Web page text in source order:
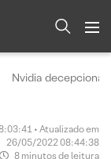
Nvidia decepciona
• Atualizado em
26/05/2022 08:44:38
8 minutos de leitura